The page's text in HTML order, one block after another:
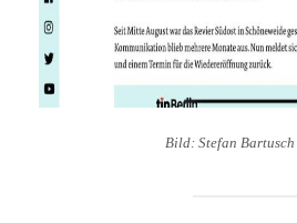
Bild: Stefan